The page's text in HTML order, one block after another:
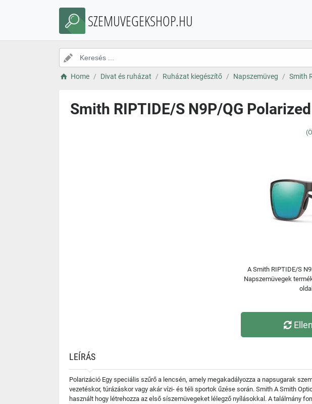
SZEMUVEGEKSHOP.HU
Home Divat és ruházat Ruházat kiegészítő Napszemüveg Smith
Smith RIPTIDE/S N9P/QG
A Smith RIPTIDE/S
Napszemüvegek
LEÍRÁS
Polarizáció Egy speciális szűrő a lencsén, amely megakadályozza a napsugarak
vezetéskor, túrázáskor vagy akár vízi- és téli sportok űzése során. Smith A Smith
használt hogy létrehozza az első síszemüvegeket lélegző nyílásokkal. A találmány